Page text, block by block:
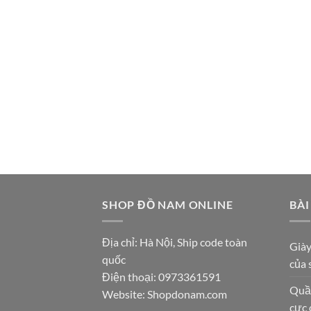
SHOP ĐỒ NAM ONLINE
Địa chỉ: Hà Nội, Ship code toàn
quốc
Điện thoại: 0973361591
Website: Shopdonam.com
của
cực